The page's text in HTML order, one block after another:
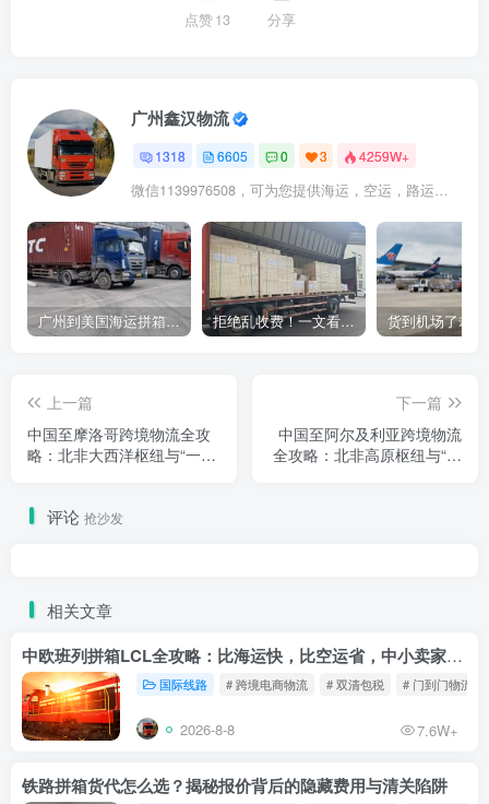
点赞13 分享
广州鑫汉物流
1318 6605 0 3 4259W+
微信1139976508，可为您提供海运，空运，路运，铁路运输
广州到美国海运拼箱多少钱？2024年最新运费构成+隐藏费用避坑指南 拒绝乱收费！一文看懂中国货代计费套路，教你避开所有隐形坑
上一篇
中国至摩洛哥跨境物流全攻
略：北非大西洋枢纽与“一带
下一篇
中国至阿尔及利亚跨境物流
全攻略：北非高原枢纽与“一
评论 抢沙发
相关文章
中欧班列拼箱LCL全攻略：比海运快，比空运省，中小卖家的物流新宠！
国际线路 # 跨境电商物流 # 双清包税 # 门到门物流
2026-8-8 7.6W+
铁路拼箱货代怎么选？揭秘报价背后的隐藏费用与清关陷阱